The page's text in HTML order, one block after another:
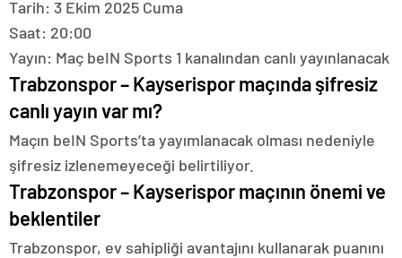
Tarih: 3 Ekim 2025 Cuma
Saat: 20:00
Yayın: Maç beIN Sports 1 kanalından canlı yayınlanacak
Trabzonspor – Kayserispor maçında şifresiz
canlı yayın var mı?
Maçın beIN Sports’ta yayımlanacak olması nedeniyle
şifresiz izlenemeyeceği belirtiliyor.
Trabzonspor – Kayserispor maçının önemi ve
beklentiler
Trabzonspor, ev sahipliği avantajını kullanarak puanını